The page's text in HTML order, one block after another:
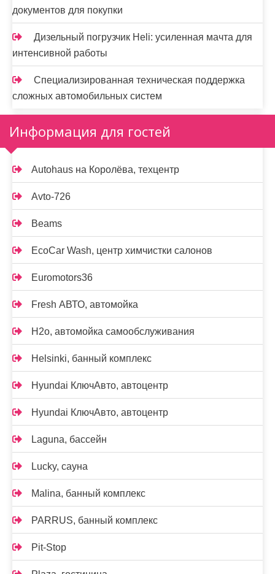
документов для покупки
Дизельный погрузчик Heli: усиленная мачта для
интенсивной работы
Специализированная техническая поддержка
сложных автомобильных систем
Информация для гостей
Autohaus на Королёва, техцентр
Avto-726
Beams
EcoCar Wash, центр химчистки салонов
Euromotors36
Fresh АВТО, автомойка
H2o, автомойка самообслуживания
Helsinki, банный комплекс
Hyundai КлючАвто, автоцентр
Hyundai КлючАвто, автоцентр
Laguna, бассейн
Lucky, сауна
Malina, банный комплекс
PARRUS, банный комплекс
Pit-Stop